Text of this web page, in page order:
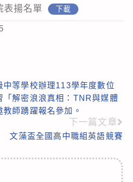
表揚名單
下載
中等學校辦理113學年度數位
「解密浪浪真相：TNR與媒體
師踴躍報名參加。
下一篇文章
文藻盃全國高中職組英語競賽